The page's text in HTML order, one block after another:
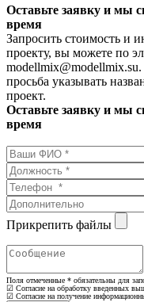
Оставьте заявку и мы
время
Запросить стоимость
проекту, вы можете по
просьба указывать
проект.
Оставьте заявку и мы
время
Прикрепить файлы
Поля отмеченные * обязательны для
☑ Согласие на обработку введенных
☑ Согласие на получение